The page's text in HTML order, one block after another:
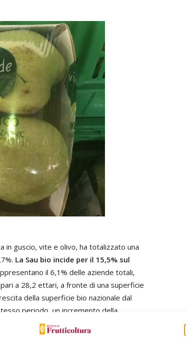
in guscio, vite e olivo, ha totalizzato una
La Sau bio incide per il 15,5% sul
il 6,1% delle aziende totali,
a 28,2 ettari, a fronte di una superficie
della superficie bio nazionale dal
periodo, un incremento della
tratti di colture specializzate il cui
delle colture seminative e/o